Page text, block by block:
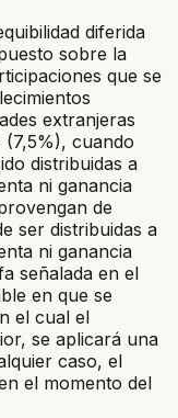
diferida
sobre la
que se
extranjeras
cuando
distribuidas a
ni ganancia
de
ser distribuidas a
ni ganancia
señalada en el
en que se
el cual el
se aplicará una
caso, el
el momento del